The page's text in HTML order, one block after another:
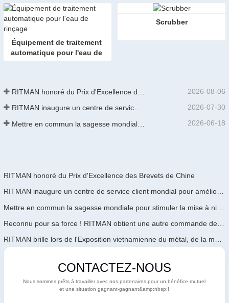
Équipement de traitement
automatique pour l'eau de
Scrubber
2026-08-06
RITMAN inaugure un centre de service client mondial pour améliorer le support complet du cycle de vie des clients dans le monde entier 2026-07-30
2026-06-18
RITMAN honoré du Prix d'Excellence des Brevets de Chine
RITMAN inaugure un centre de service client mondial pour améliorer le support complet du cycle de vie des clients dans le monde entier
RITMAN brille lors de l'Exposition vietnamienne du métal, de la métallurgie et de l'acier 2026
CONTACTEZ-NOUS
Nous sommes prêts à travailler avec nos partenaires pour un bénéfice mutuel
et une situation gagnant-gagnant&amp;nbsp;!